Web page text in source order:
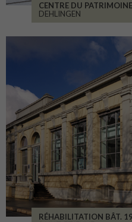
CENTRE DU PATRIMOINE
DEHLINGEN
RÉHABILITATION BÂT.